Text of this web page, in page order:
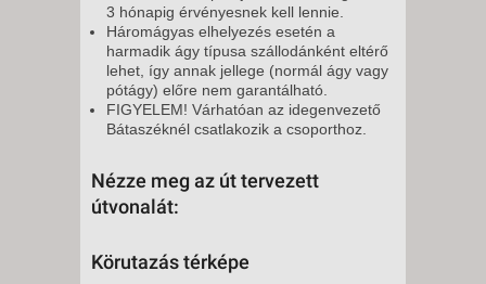
3 hónapig érvényesnek kell lennie.
Háromágyas elhelyezés esetén a
harmadik ágy típusa szállodánként eltérő
lehet, így annak jellege (normál ágy vagy
pótágy) előre nem garantálható.
FIGYELEM! Várhatóan az idegenvezető
Bátaszéknél csatlakozik a csoporthoz.
Nézze meg az út tervezett
útvonalát:
Körutazás térképe